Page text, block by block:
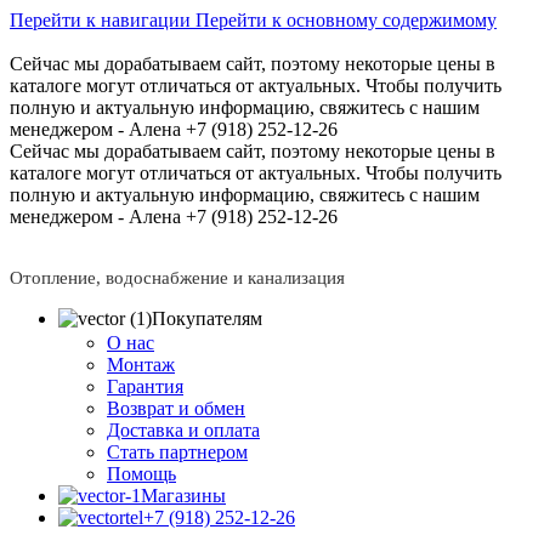
Перейти к навигации Перейти к основному содержимому
Сейчас мы дорабатываем сайт, поэтому некоторые цены в
каталоге могут отличаться от актуальных. Чтобы получить
полную и актуальную информацию, свяжитесь с нашим
менеджером - Алена +7 (918) 252-12-26
Сейчас мы дорабатываем сайт, поэтому некоторые цены в
каталоге могут отличаться от актуальных. Чтобы получить
полную и актуальную информацию, свяжитесь с нашим
менеджером - Алена +7 (918) 252-12-26
Отопление, водоснабжение и канализация
Покупателям
О нас
Монтаж
Гарантия
Возврат и обмен
Доставка и оплата
Стать партнером
Помощь
Магазины
+7 (918) 252-12-26